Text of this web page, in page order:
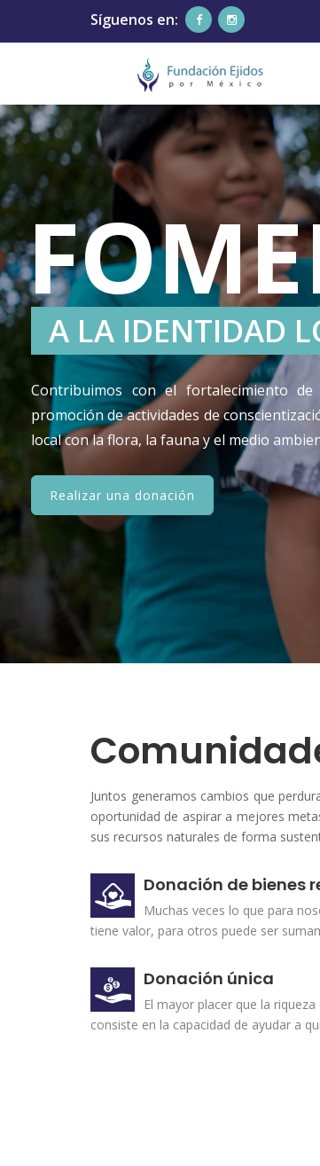
Síguenos en:
A LA IDENTIDAD
Contribuimos con el fortalecimiento
promoción de actividades de
local con la flora, la fauna y el medio
Realizar una donación
Juntos generamos cambios que
oportunidad de aspirar a mejores
sus recursos naturales de forma
Donación de bienes
Muchas veces lo que para
tiene valor, para otros puede ser
Donación única
El mayor placer que la
consiste en la capacidad de ayudar a